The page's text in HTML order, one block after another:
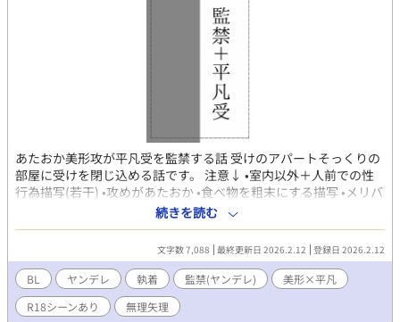
あたおか美形攻が平凡受を監禁する話 受けのアパートそっくりの
部屋に受けを閉じ込める話です。 注意↓ •室内以外＋人前での性
行為描写(若干) •攻めがあたおか •食べ物を粗末にする描写 •メリバ
気味(攻めからしたらハッピーエンド) 攻めの名前は出てきません
受けの名前も呼ばれる程度です。
続きを読む
文字数 7,088 最終更新日 2026.2.12 登録日 2026.2.12
BL ヤンデレ 執着 監禁(ヤンデレ)
美形×平凡
R18シーンあり
無理矢理